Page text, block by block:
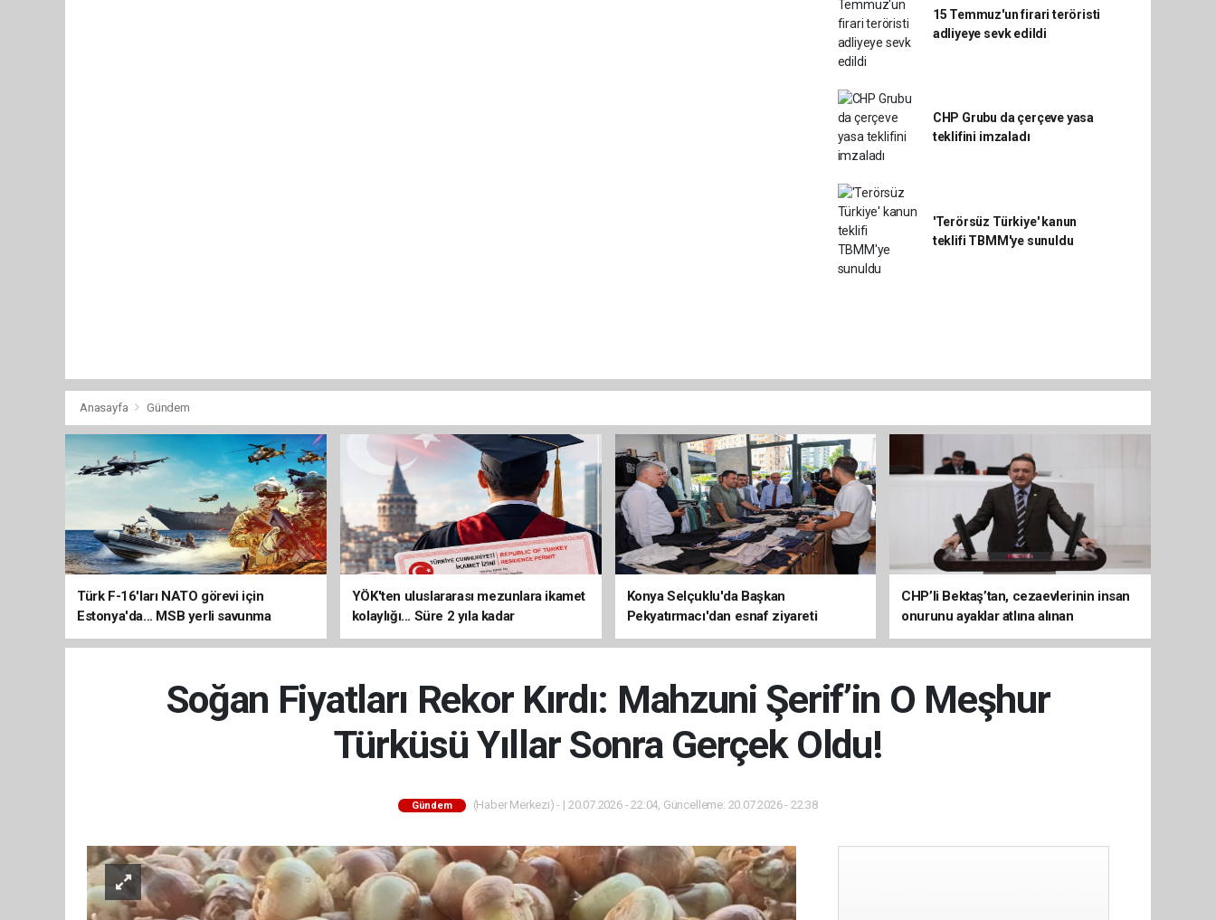
15 Temmuz'un firari teröristi
adliyeye sevk edildi
CHP Grubu da çerçeve yasa
teklifini imzaladı
'Terörsüz Türkiye' kanun
teklifi TBMM'ye sunuldu
Anasayfa Gündem
Türk F-16'ları NATO görevi için
Estonya'da... MSB yerli savunma
sistemleriyle güçleniyor
YÖK'ten uluslararası mezunlara ikamet
kolaylığı... Süre 2 yıla kadar
uzatılabilecek
Konya Selçuklu'da Başkan
Pekyatırmacı'dan esnaf ziyareti
CHP’li Bektaş’tan, cezaevlerinin insan
onurunu ayaklar atlına alınan
mekânlara dönüşmesine tepki
Soğan Fiyatları Rekor Kırdı: Mahzuni Şerif’in O Meşhur
Türküsü Yıllar Sonra Gerçek Oldu!
Gündem (Haber Merkezi) - | 20.07.2026 - 22:04, Güncelleme: 20.07.2026 - 22:38